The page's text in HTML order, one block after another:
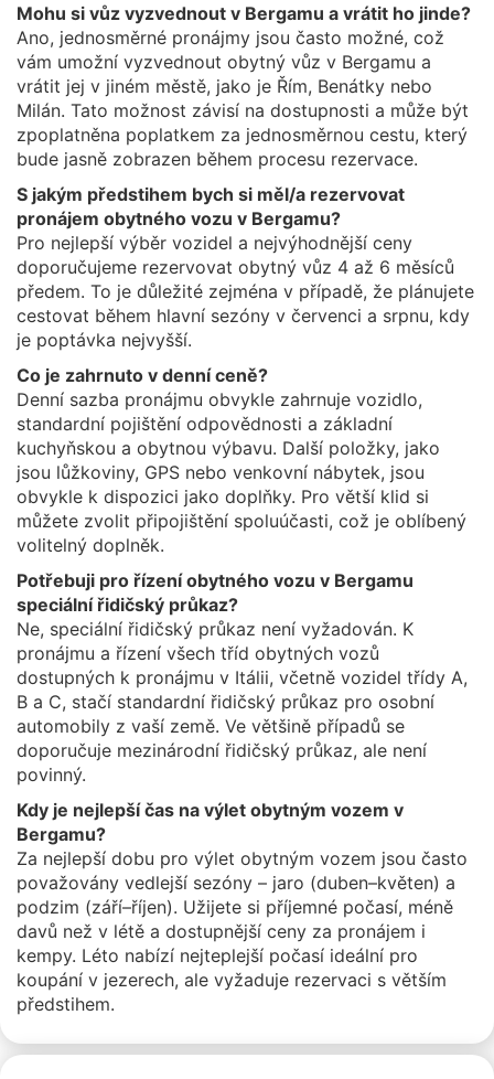
Mohu si vůz vyzvednout v Bergamu a vrátit ho jinde?
Ano, jednosměrné pronájmy jsou často možné, což
vám umožní vyzvednout obytný vůz v Bergamu a
vrátit jej v jiném městě, jako je Řím, Benátky nebo
Milán. Tato možnost závisí na dostupnosti a může být
zpoplatněna poplatkem za jednosměrnou cestu, který
bude jasně zobrazen během procesu rezervace.
S jakým předstihem bych si měl/a rezervovat
pronájem obytného vozu v Bergamu?
Pro nejlepší výběr vozidel a nejvýhodnější ceny
doporučujeme rezervovat obytný vůz 4 až 6 měsíců
předem. To je důležité zejména v případě, že plánujete
cestovat během hlavní sezóny v červenci a srpnu, kdy
je poptávka nejvyšší.
Co je zahrnuto v denní ceně?
Denní sazba pronájmu obvykle zahrnuje vozidlo,
standardní pojištění odpovědnosti a základní
kuchyňskou a obytnou výbavu. Další položky, jako
jsou lůžkoviny, GPS nebo venkovní nábytek, jsou
obvykle k dispozici jako doplňky. Pro větší klid si
můžete zvolit připojištění spoluúčasti, což je oblíbený
volitelný doplněk.
Potřebuji pro řízení obytného vozu v Bergamu
speciální řidičský průkaz?
Ne, speciální řidičský průkaz není vyžadován. K
pronájmu a řízení všech tříd obytných vozů
dostupných k pronájmu v Itálii, včetně vozidel třídy A,
B a C, stačí standardní řidičský průkaz pro osobní
automobily z vaší země. Ve většině případů se
doporučuje mezinárodní řidičský průkaz, ale není
povinný.
Kdy je nejlepší čas na výlet obytným vozem v
Bergamu?
Za nejlepší dobu pro výlet obytným vozem jsou často
považovány vedlejší sezóny – jaro (duben–květen) a
podzim (září–říjen). Užijete si příjemné počasí, méně
davů než v létě a dostupnější ceny za pronájem i
kempy. Léto nabízí nejteplejší počasí ideální pro
koupání v jezerech, ale vyžaduje rezervaci s větším
předstihem.